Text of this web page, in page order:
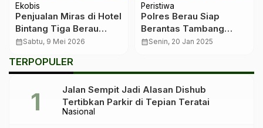
Ekobis
Penjualan Miras di Hotel
Bintang Tiga Berau
Belum Berizin,
Tak Pernah Terbitkan
Izin
calendar_monthSabtu, 9 Mei 2026
Peristiwa
Polres Berau Siap
Berantas Tambang
Ilegal Tanpa Pandang
calendar_monthSenin, 20 Jan 2025
TERPOPULER
Nasional
Jalan Sempit Jadi Alasan Dishub
Tertibkan Parkir di Tepian Teratai